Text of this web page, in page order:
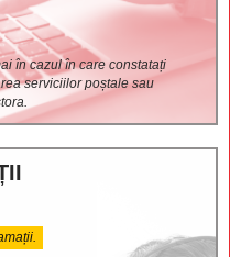
în cazul în care constatați
serviciilor poștale sau